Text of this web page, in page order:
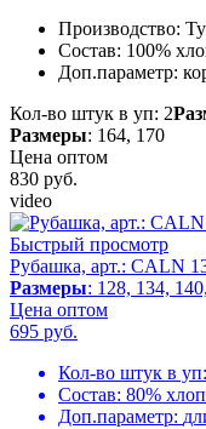
Производство:
Состав: 100%
Доп.параметр:
Кол-во штук в уп: 2
Размеры: 164, 170
Цена оптом
830 руб.
video
Быстрый просмотр
Рубашка, арт.: CALN
Размеры: 128, 134,
Цена оптом
695 руб.
Кол-во штук в уп:
Состав: 80%
Доп.параметр: